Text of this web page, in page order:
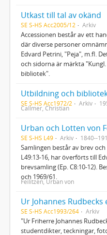
Utkast till tal av okänd
SE S-HS Acc2005/12 Arkiv
Accessionen består av ett
där diverse personer
Edvard Petrini, "Peja", m.fl.
och sidorna är märkta
bibliotek".
SE S-HS Acc1972/2 Arkiv
Callmer, Christian
Urban och Lotten von
SE S-HS L49 Arkiv 1840--
Samlingen består av brev
L49:13-16, har överförts till
brevsamling (Ep. C8:10-12).
och 1969/61.
Feilitzen, Urban von
Ur Johannes
SE S-HS Acc1993/264 Arkiv
"Ur Friherre Johannes
studentdikter, teckningar,